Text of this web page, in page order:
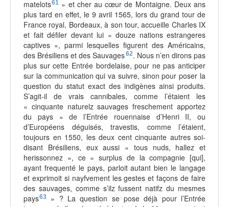
matelots61 » et cher au cœur de Montaigne. Deux ans
plus tard en effet, le 9 avril 1565, lors du grand tour de
France royal, Bordeaux, à son tour, accueille Charles IX
et fait défiler devant lui « douze nations estrangeres
captives », parmi lesquelles figurent des Américains,
des Brésiliens et des Sauvages62. Nous n’en dirons pas
plus sur cette Entrée bordelaise, pour ne pas anticiper
sur la communication qui va suivre, sinon pour poser la
question du statut exact des indigènes ainsi produits.
S’agit-il de vrais cannibales, comme l’étaient les
« cinquante naturelz sauvages freschement apportez
du pays » de l’Entrée rouennaise d’Henri II, ou
d’Européens déguisés, travestis, comme l’étaient,
toujours en 1550, les deux cent cinquante autres soi-
disant Brésiliens, eux aussi « tous nuds, hallez et
herissonnez », ce « surplus de la compagnie [qui],
ayant frequenté le pays, parloit autant bien le langage
et exprimoit si nayfvement les gestes et façons de faire
des sauvages, comme s’ilz fussent natifz du mesmes
pays63
» ? La question se pose déjà pour l’Entrée